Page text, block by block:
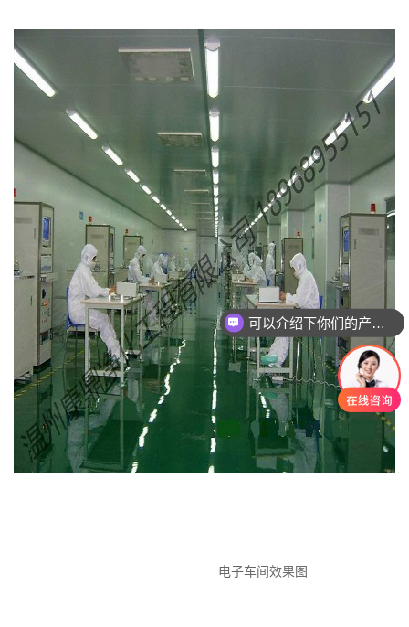
电子车间效果图